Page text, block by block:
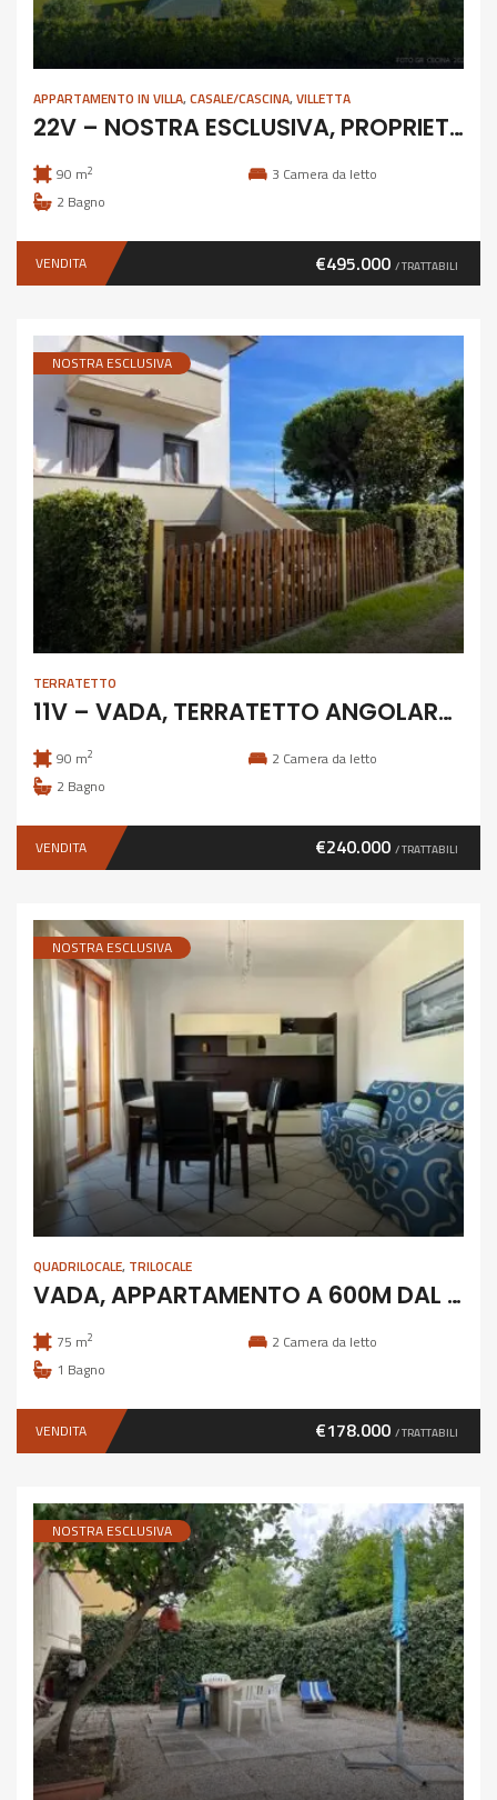
APPARTAMENTO IN VILLA,CASALE/CASCINA,VILLETTA
22V – NOSTRA ESCLUSIVA, PROPRIETA’ INDIPENDENTE CON PISCINA
90 m2 3 Camera da letto
2 Bagno
VENDITA €495.000 / TRATTABILI
NOSTRA ESCLUSIVA
TERRATETTO
11V – VADA, TERRATETTO ANGOLARE CON GIARDINO E GARAGE
90 m2 2 Camera da letto
2 Bagno
VENDITA €240.000 / TRATTABILI
NOSTRA ESCLUSIVA
QUADRILOCALE, TRILOCALE
VADA, APPARTAMENTO A 600M DAL MARE
75 m2 2 Camera da letto
1 Bagno
VENDITA €178.000 / TRATTABILI
NOSTRA ESCLUSIVA